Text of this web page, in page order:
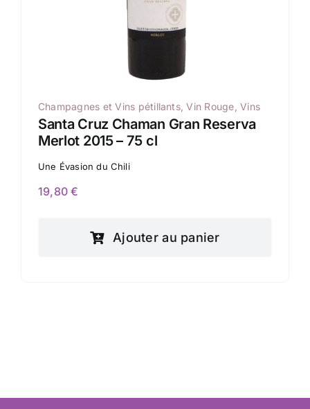
Champagnes et Vins pétillants,Vin Rouge ,Vins
Santa Cruz Chaman Gran Reserva
Merlot 2015 – 75 cl
Une Évasion du Chili
19,80€
Ajouter au panier